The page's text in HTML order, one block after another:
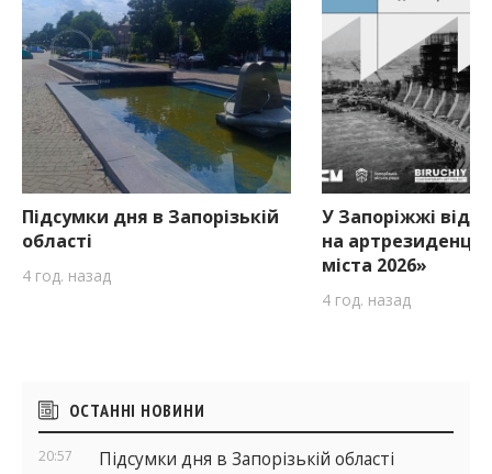
Підсумки дня в Запорізькій
області
4 год. назад
У Запоріжжі
на
міста 2026»
4 год. назад
Бічні
віджети
ОСТАННІ НОВИНИ
20:57 Підсумки дня в Запорізькій області